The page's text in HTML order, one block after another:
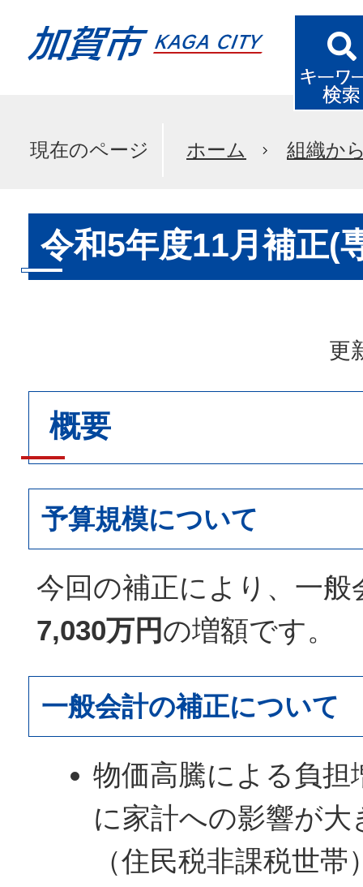
現在のページ ホーム 組織か
令和5年度11月補正(
更
概要
予算規模について
今回の補正により、一般
7,030万円の増額です。
一般会計の補正について
物価高騰による負担
に家計への影響が大
（住民税非課税世